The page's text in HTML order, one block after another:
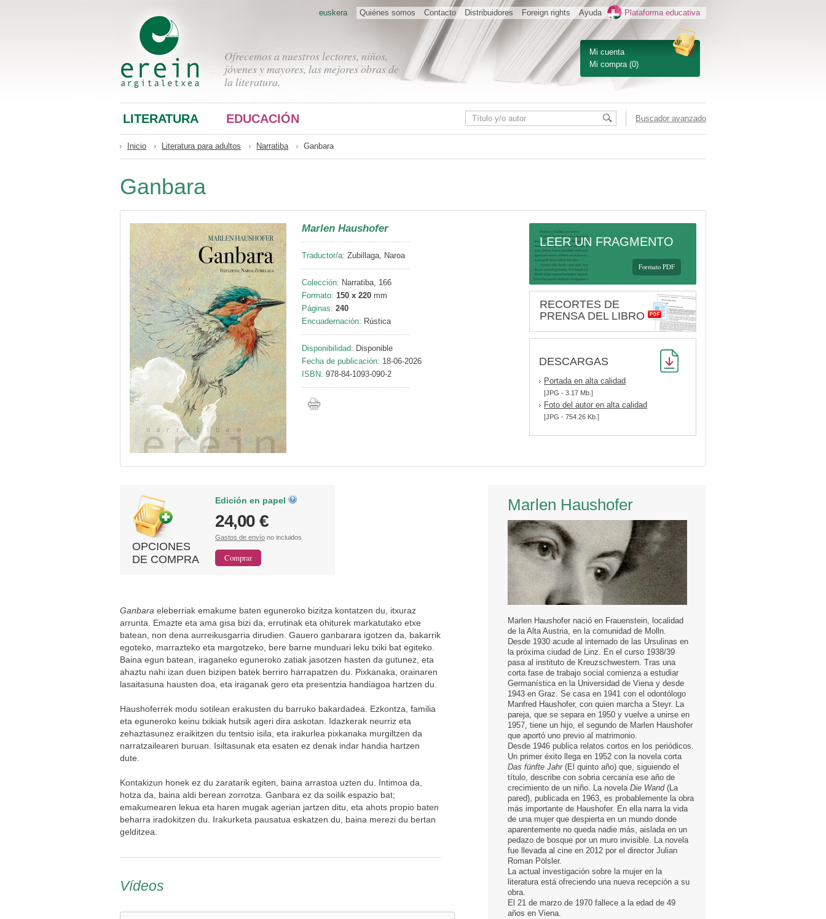
Mi cuenta
Mi compra (0)
Ofrecemos a nuestros lectores, niños,
jóvenes y mayores, las mejores obras de
la literatura.
Quiénes somos Contacto Distribuidores Foreign rights Ayuda Plataforma educativa
euskera
LITERATURA EDUCACIÓN Buscador avanzado
Inicio Literatura para adultos Narratiba Ganbara
Ganbara
Marlen Haushofer
Traductor/a: Zubillaga, Naroa
Colección: Narratiba, 166
Formato: 150 x 220 mm
Páginas: 240
Encuadernación: Rústica
Disponibilidad: Disponible
Fecha de publicación: 18-06-2026
ISBN: 978-84-1093-090-2
LEER UN FRAGMENTO
Formato PDF
RECORTES DE
PRENSA DEL LIBRO
DESCARGAS
Portada en alta calidad
[JPG - 3.17 Mb.]
Foto del autor en alta calidad
[JPG - 754.26 Kb.]
OPCIONES
DE COMPRA
Edición en papel
24,00 €
Gastos de envío no incluidos
Ganbara eleberriak emakume baten eguneroko bizitza kontatzen du, itxuraz
arrunta. Emazte eta ama gisa bizi da, errutinak eta ohiturek markatutako etxe
batean, non dena aurreikusgarria dirudien. Gauero ganbarara igotzen da, bakarrik
egoteko, marrazteko eta margotzeko, bere barne munduari leku txiki bat egiteko.
Baina egun batean, iraganeko eguneroko zatiak jasotzen hasten da gutunez, eta
ahaztu nahi izan duen bizipen batek berriro harrapatzen du. Pixkanaka, orainaren
lasaitasuna hausten doa, eta iraganak gero eta presentzia handiagoa hartzen du.
Haushoferrek modu sotilean erakusten du barruko bakardadea. Ezkontza, familia
eta eguneroko keinu txikiak hutsik ageri dira askotan. Idazkerak neurriz eta
zehaztasunez eraikitzen du tentsio isila, eta irakurlea pixkanaka murgiltzen da
narratzailearen buruan. Isiltasunak eta esaten ez denak indar handia hartzen
dute.
Kontakizun honek ez du zaratarik egiten, baina arrastoa uzten du. Intimoa da,
hotza da, baina aldi berean zorrotza. Ganbara ez da soilik espazio bat;
emakumearen lekua eta haren mugak agerian jartzen ditu, eta ahots propio baten
beharra iradokitzen du. Irakurketa pausatua eskatzen du, baina merezi du bertan
gelditzea.
Vídeos
Marlen Haushofer
Marlen Haushofer nació en Frauenstein, localidad
de la Alta Austria, en la comunidad de Molln.
Desde 1930​ acude al internado de las Ursulinas en
la próxima ciudad de Linz. En el curso 1938/39
pasa al instituto de Kreuzschwestern. Tras una
corta fase de trabajo social comienza a estudiar
Germanística en la Universidad de Viena y desde
1943 en Graz. Se casa en 1941 con el odontólogo
Manfred Haushofer, con quien marcha a Steyr. La
pareja, que se separa en 1950 y vuelve a unirse en
1957, tiene un hijo, el segundo de Marlen Haushofer
que aportó uno previo al matrimonio.
Desde 1946 publica relatos cortos en los periódicos.
Un primer éxito llega en 1952 con la novela corta
Das fünfte Jahr(El quinto año) que, siguiendo el
título, describe con sobria cercanía ese año de
crecimiento de un niño. La novela Die Wand(La
pared), publicada en 1963, es probablemente la obra
más importante de Haushofer. En ella narra la vida
de una mujer que despierta en un mundo donde
aparentemente no queda nadie más, aislada en un
pedazo de bosque por un muro invisible.​ La novela
fue llevada al cine en 2012 por el director Julian
Roman Pölsler.
La actual investigación sobre la mujer en la
literatura está ofreciendo una nueva recepción a su
obra.
El 21 de marzo de 1970 fallece a la edad de 49
años en Viena.